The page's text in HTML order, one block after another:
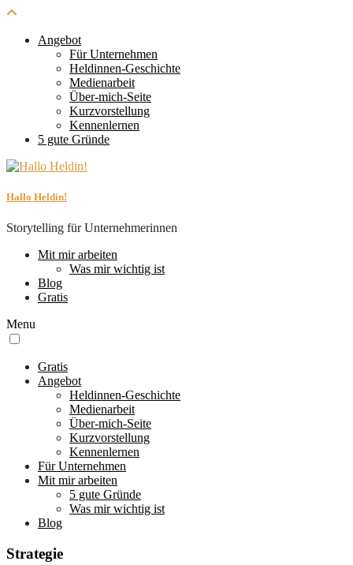
Angebot
Für Unternehmen
Heldinnen-Geschichte
Medienarbeit
Über-mich-Seite
Kurzvorstellung
Kennenlernen
5 gute Gründe
Hallo Heldin!
Storytelling für Unternehmerinnen
Mit mir arbeiten
Was mir wichtig ist
Blog
Gratis
Menu
Gratis
Angebot
Heldinnen-Geschichte
Medienarbeit
Über-mich-Seite
Kurzvorstellung
Kennenlernen
Für Unternehmen
Mit mir arbeiten
5 gute Gründe
Was mir wichtig ist
Blog
Strategie